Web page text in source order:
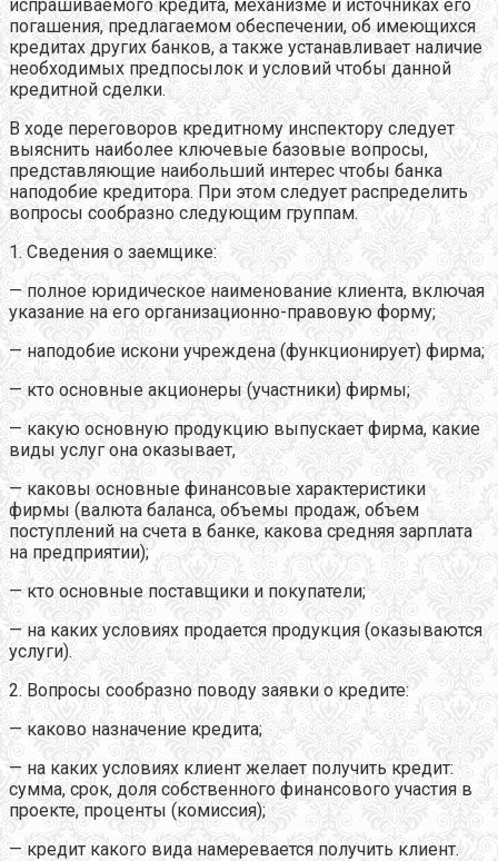
испрашиваемого кредита, механизме и источниках его
погашения, предлагаемом обеспечении, об имеющихся
кредитах других банков, а также устанавливает наличие
необходимых предпосылок и условий чтобы данной
кредитной сделки.
В ходе переговоров кредитному инспектору следует
выяснить наиболее ключевые базовые вопросы,
представляющие наибольший интерес чтобы банка
наподобие кредитора. При этом следует распределить
вопросы сообразно следующим группам.
1. Сведения о заемщике:
— полное юридическое наименование клиента, включая
указание на его организационно-правовую форму;
— наподобие искони учреждена (функционирует) фирма;
— кто основные акционеры (участники) фирмы;
— какую основную продукцию выпускает фирма, какие
виды услуг она оказывает,
— каковы основные финансовые характеристики
фирмы (валюта баланса, объемы продаж, объем
поступлений на счета в банке, какова средняя зарплата
на предприятии);
— кто основные поставщики и покупатели;
— на каких условиях продается продукция (оказываются
услуги).
2. Вопросы сообразно поводу заявки о кредите:
— каково назначение кредита;
— на каких условиях клиент желает получить кредит:
сумма, срок, доля собственного финансового участия в
проекте, проценты (комиссия);
— кредит какого вида намеревается получить клиент.